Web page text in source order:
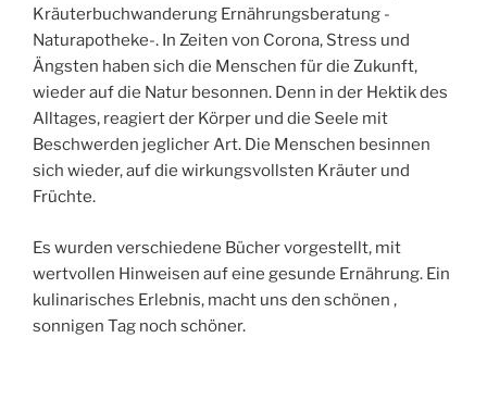
Kräuterbuchwanderung Ernährungsberatung -
Naturapotheke-. In Zeiten von Corona, Stress und
Ängsten haben sich die Menschen für die Zukunft,
wieder auf die Natur besonnen. Denn in der Hektik des
Alltages, reagiert der Körper und die Seele mit
Beschwerden jeglicher Art. Die Menschen besinnen
sich wieder, auf die wirkungsvollsten Kräuter und
Früchte.
Es wurden verschiedene Bücher vorgestellt, mit
wertvollen Hinweisen auf eine gesunde Ernährung. Ein
kulinarisches Erlebnis, macht uns den schönen ,
sonnigen Tag noch schöner.